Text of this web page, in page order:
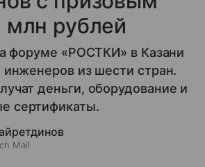
рублей
форуме «РОСТКИ» в Казани
инженеров из шести стран.
деньги, оборудование и
сертификаты.
Mail